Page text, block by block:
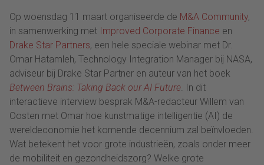
Op woensdag 11 maart organiseerde de M&A Community,
in samenwerking met Improved Corporate Finance en
Drake Star Partners, een hele speciale webinar met Dr.
Omar Hatamleh, Technology Integration Manager bij NASA,
adviseur bij Drake Star Partner en auteur van het boek
Between Brains: Taking Back our AI Future. In dit
interactieve interview besprak M&A-redacteur Willem van
Oosten met Omar hoe kunstmatige intelligentie (AI) de
wereldeconomie het komende decennium zal beïnvloeden.
Wat betekent het voor grote industrieën, zoals onder meer
de mobiliteit en gezondheidszorg? Welke grote